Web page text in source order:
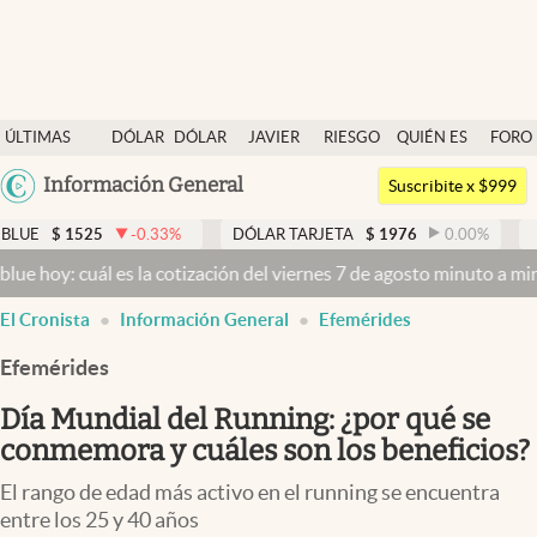
ÚLTIMAS
NOTICIAS
DÓLAR
DÓLAR
JAVIER
RIESGO
QUIÉN ES
QUIÉN
FORO
Argentina
México
Información General
Dólar
Members
Economía y Política
Finanzas y Mercados
Mercados Online
Negocios
Columnistas
Otras secciones
Apertura
Suscribite x $999
-0.33 % DÓLAR TARJETA $ 1976 0.00 % DÓLAR MEP
la cotización del viernes 7 de agosto minuto a minutoDólar hoy
El Cronista Información General Efemérides
Efemérides
Día Mundial del Running: ¿por qué se
conmemora y cuáles son los beneficios?
El rango de edad más activo en el running se encuentra
entre los 25 y 40 años